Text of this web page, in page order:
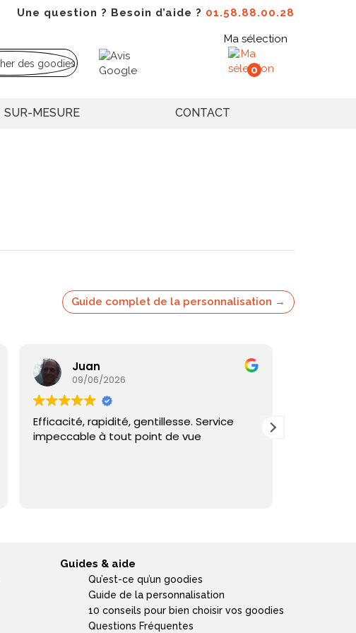
Une question ? Besoin d’aide ? 01.58.88.00.28
Ma sélection
0
SUR-MESURE CONTACT
Guide complet de la personnalisation →
Juan
09/06/2026
Efficacité, rapidité, gentillesse. Service
impeccable à tout point de vue
Guides & aide
Qu’est-ce qu’un goodies
Guide de la personnalisation
10 conseils pour bien choisir vos goodies
Questions Fréquentes